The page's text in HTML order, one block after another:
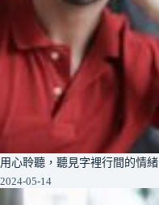
用心聆聽，聽見字裡行間的情緒
2024-05-14